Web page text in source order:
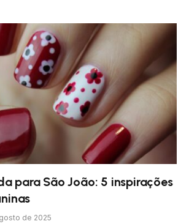
para São João: 5 inspirações
de 2025